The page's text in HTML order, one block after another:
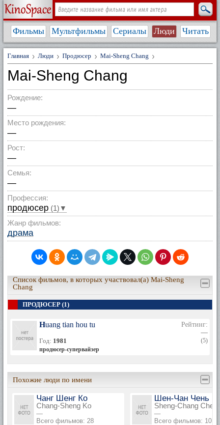
Фильмы Мультфильмы Сериалы Люди Читать
Главная Люди Продюсер Mai-Sheng Chang
Mai-Sheng Chang
Рождение:
—
Место рождения:
—
Рост:
—
Семья:
—
Профессия:
продюсер (1)▼
Жанр фильмов:
драма
Список фильмов, в которых участвовал(а) Mai-Sheng
Chang
ПРОДЮСЕР (1)
Huang tian hou tu
Год: 1981
продюсер-супервайзер
Рейтинг:
—
(5)
Похожие люди по имени
Чанг Шенг Ко
Chang-Sheng Ko
—
Всего фильмов: 28
Шен-Чан Чень
Sheng-Chang Chen
—
Всего фильмов: 10